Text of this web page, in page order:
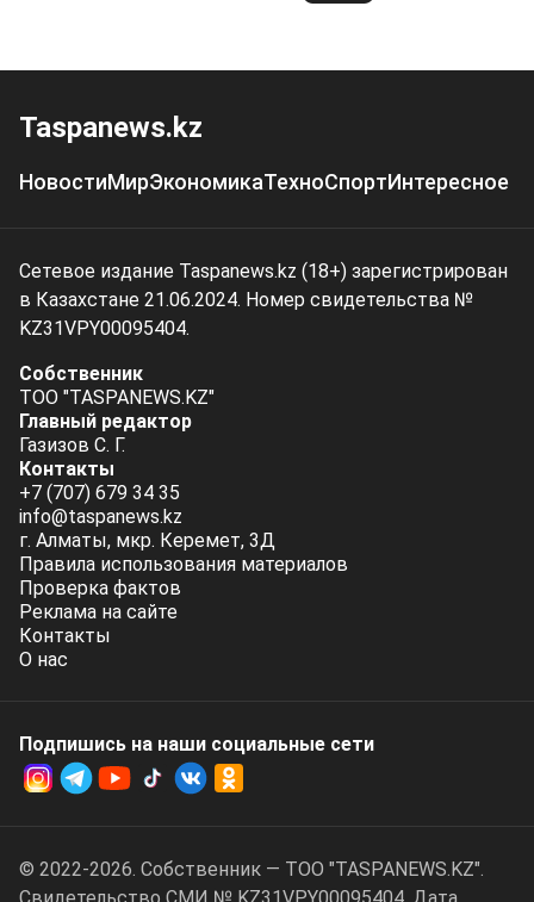
Taspanews.kz
НовостиМирЭкономикаТехноСпортИнтересное
Сетевое издание Taspanews.kz (18+) зарегистрирован
в Казахстане 21.06.2024. Номер свидетельства №
KZ31VPY00095404.
Собственник
ТОО "TASPANEWS.KZ"
Главный редактор
Газизов С. Г.
Контакты
+7 (707) 679 34 35
info@taspanews.kz
г. Алматы, мкр. Керемет, 3Д
Правила использования материалов
Проверка фактов
Реклама на сайте
Контакты
О нас
Подпишись на наши социальные cети
© 2022-2026. Собственник — ТОО "TASPANEWS.KZ".